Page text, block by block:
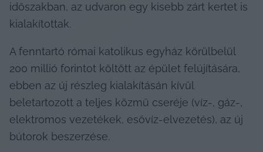
időszakban, az udvaron egy kisebb zárt kertet is
kialakítottak.
A fenntartó római katolikus egyház körülbelül
200 millió forintot költött az épület felújítására,
ebben az új részleg kialakításán kívül
beletartozott a teljes közmű cseréje (víz-, gáz-,
elektromos vezetékek, esővíz-elvezetés), az új
bútorok beszerzése.